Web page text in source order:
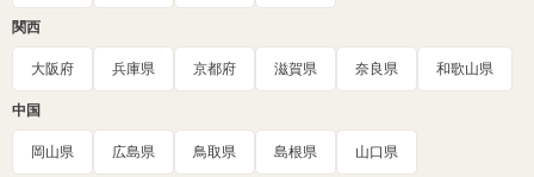
関西
大阪府 兵庫県 京都府 滋賀県 奈良県 和歌山県
中国
岡山県 広島県 鳥取県 島根県 山口県